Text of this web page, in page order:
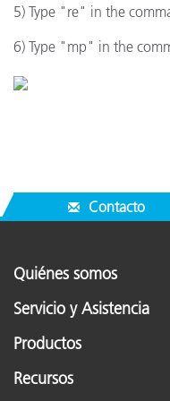
5) Type "re" in the
6) Type "mp" in the
Contacto
Quiénes somos
Servicio y Asistencia
Productos
Recursos